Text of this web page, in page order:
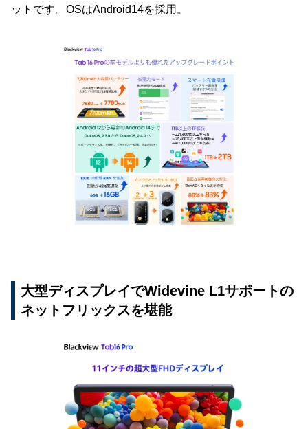
ットです。OSはAndroid14を採用。
大型ディスプレイでWidevine L1サポートの
ネットフリックスを堪能